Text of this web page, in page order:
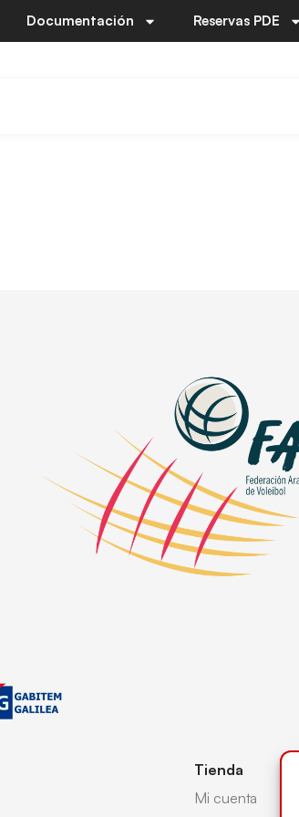
Documentación Reservas PDE
Tienda
Mi cuenta